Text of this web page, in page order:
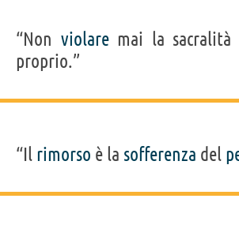
“Non violaremai la sacralità
proprio.”
“Il rimorso è la sofferenza del